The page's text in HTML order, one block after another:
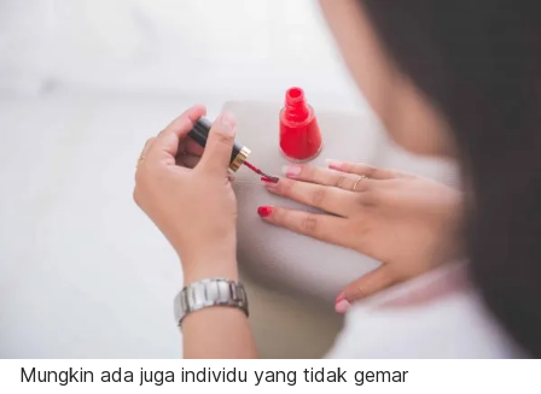
Mungkin ada juga individu yang tidak gemar